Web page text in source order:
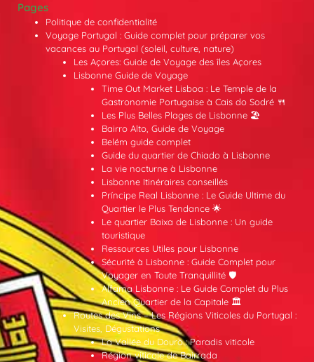
Pages
Politique de confidentialité
Voyage Portugal : Guide complet pour préparer vos
vacances au Portugal (soleil, culture, nature)
Les Açores: Guide de Voyage des îles Açores
Lisbonne Guide de Voyage
Time Out Market Lisboa : Le Temple de la
Gastronomie Portugaise à Cais do Sodré 🍴
Les Plus Belles Plages de Lisbonne 🏖️
Bairro Alto, Guide de Voyage
Belém guide complet
Guide du quartier de Chiado à Lisbonne
La vie nocturne à Lisbonne
Lisbonne Itinéraires conseillés
Príncipe Real Lisbonne : Le Guide Ultime du
Quartier le Plus Tendance 🌟
Le quartier Baixa de Lisbonne : Un guide
touristique
Ressources Utiles pour Lisbonne
Sécurité à Lisbonne : Guide Complet pour
Voyager en Toute Tranquillité 🛡️
Alfama Lisbonne : Le Guide Complet du Plus
Ancien Quartier de la Capitale 🏛️
Routes des Vins – Les Régions Viticoles du Portugal :
Visites, Dégustations
La Vallée du Douro : Paradis viticole
Région viticole de Bairrada